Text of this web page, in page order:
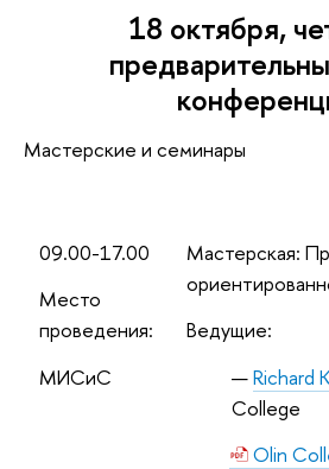
18 октября,
Мастерские и семинары
09.00-17.00
Место
проведения:
МИСиС
Мастерская:
Ведущие:
Richard
College
Olin